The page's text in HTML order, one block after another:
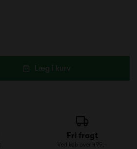
Læg i kurv
Fri fragt
Ved køb over 499,-